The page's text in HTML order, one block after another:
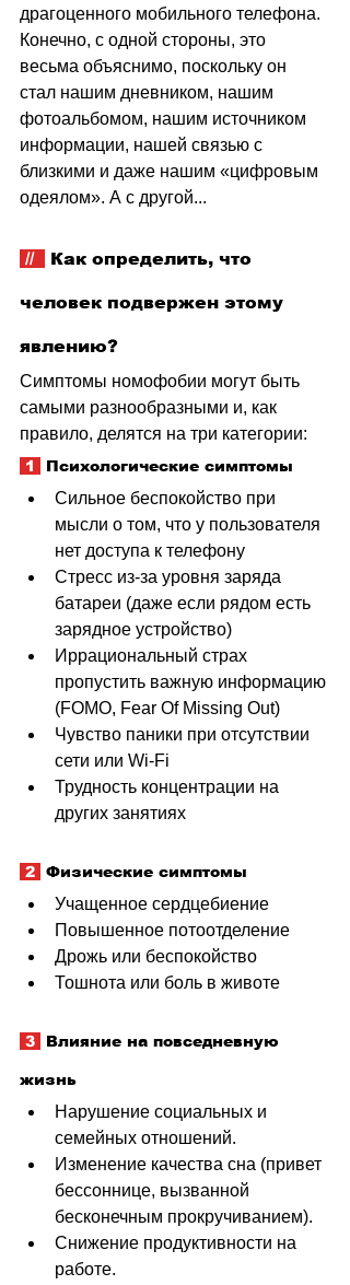
драгоценного мобильного телефона.
Конечно, с одной стороны, это
весьма объяснимо, поскольку он
стал нашим дневником, нашим
фотоальбомом, нашим источником
информации, нашей связью с
близкими и даже нашим «цифровым
одеялом». А с другой...
// Как определить, что
человек подвержен этому
явлению?
Симптомы номофобии могут быть
самыми разнообразными и, как
правило, делятся на три категории:
1 Психологические симптомы
Сильное беспокойство при
мысли о том, что у пользователя
нет доступа к телефону
Стресс из-за уровня заряда
батареи (даже если рядом есть
зарядное устройство)
Иррациональный страх
пропустить важную информацию
(FOMO, Fear Of Missing Out)
Чувство паники при отсутствии
сети или Wi-Fi
Трудность концентрации на
других занятиях
2 Физические симптомы
Учащенное сердцебиение
Повышенное потоотделение
Дрожь или беспокойство
Тошнота или боль в животе
3 Влияние на повседневную
жизнь
Нарушение социальных и
семейных отношений.
Изменение качества сна (привет
бессоннице, вызванной
бесконечным прокручиванием).
Снижение продуктивности на
работе.